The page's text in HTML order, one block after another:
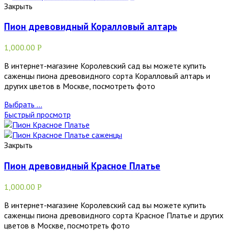
Закрыть
Пион древовидный Коралловый алтарь
1,000.00 Р
В интернет-магазине Королевский сад вы можете купить
саженцы пиона древовидного сорта Коралловый алтарь и
других цветов в Москве, посмотреть фото
Выбрать ...
Быстрый просмотр
Закрыть
Пион древовидный Красное Платье
1,000.00 Р
В интернет-магазине Королевский сад вы можете купить
саженцы пиона древовидного сорта Красное Платье и других
цветов в Москве, посмотреть фото